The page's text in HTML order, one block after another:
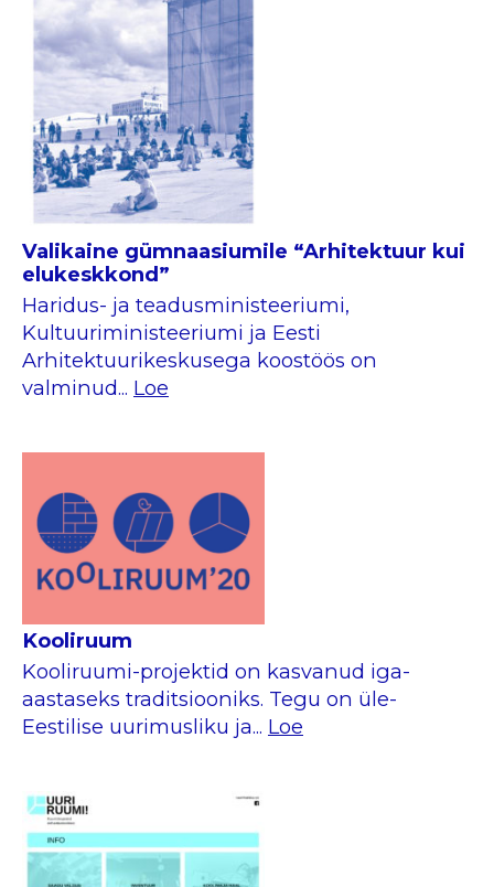
Valikaine gümnaasiumile “Arhitektuur kui
elukeskkond”
Haridus- ja teadusministeeriumi,
Kultuuriministeeriumi ja Eesti
Arhitektuurikeskusega koostöös on
valminud... Loe
Kooliruum
Kooliruumi-projektid on kasvanud iga-
aastaseks traditsiooniks. Tegu on üle-
Eestilise uurimusliku ja... Loe